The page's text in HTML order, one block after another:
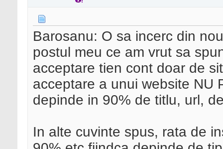
Barosanu: O sa incerc din
postul meu ce am vrut sa
acceptare tien cont doar de
acceptare a unui website NU
depinde in 90% de titlu, url,
In alte cuvinte spus, rata de